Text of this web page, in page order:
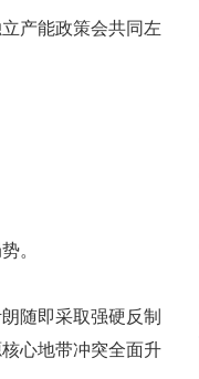
产能政策会共同左
。
随即采取强硬反制
心地带冲突全面升